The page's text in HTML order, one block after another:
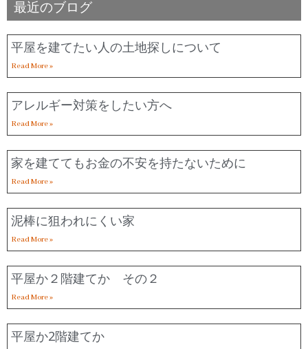
最近のブログ
平屋を建てたい人の土地探しについて
Read More »
アレルギー対策をしたい方へ
Read More »
家を建ててもお金の不安を持たないために
Read More »
泥棒に狙われにくい家
Read More »
平屋か２階建てか その２
Read More »
平屋か2階建てか